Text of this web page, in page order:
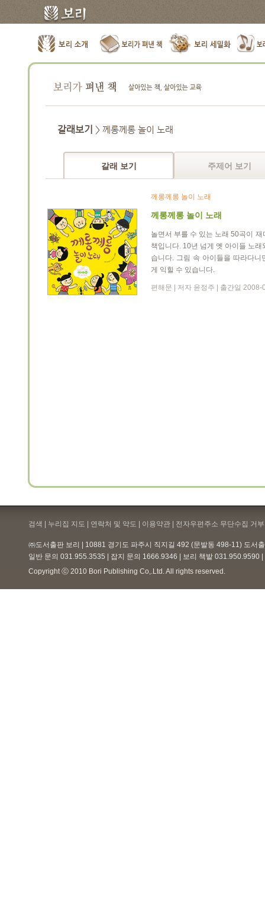
갈래보기 > 께롱께롱 놀이 노래
갈래 보기 주제어 보기
께롱께롱 놀이 노래
께롱께롱 놀이 노래
놀면서 부를 수 있는 노래 50곡이
책입니다. 10년 넘게 옛 아이들 노
습니다. 그림 속 아이들을 따라다
게 익힐 수 있습니다.
편해문 | 저자 윤정주 | 출간일
검색 | 누리집 지도 | 연락처 및 약도 | 이용약관 | 전자우편주소 무단수집 거
㈜도서출판 보리 | 10881 경기도 파주시 직지길 492 (문발동 498-11) 도서
일반 문의 031.955.3535 | 잡지 문의 1666.9346 | 보리 책밭 031.950.9590
Copyright ⓒ 2010 Bori Publishing Co,.Ltd. All rights reserved.